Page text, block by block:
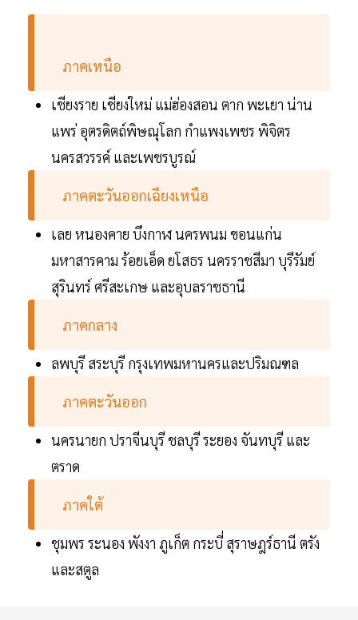
ภาคเหนือ
เชียงราย เชียงใหม่ แม่ฮ่องสอน ตาก พะเยา น่าน
แพร่ อุตรดิตถ์พิษณุโลก กำแพงเพชร พิจิตร
นครสวรรค์ และเพชรบูรณ์
ภาคตะวันออกเฉียงเหนือ
เลย หนองคาย บึงกาฬ นครพนม ขอนแก่น
มหาสารคาม ร้อยเอ็ด ยโสธร นครราชสีมา บุรีรัมย์
สุรินทร์ ศรีสะเกษ และอุบลราชธานี
ภาคกลาง
ลพบุรี สระบุรี กรุงเทพมหานครและปริมณฑล
ภาคตะวันออก
นครนายก ปราจีนบุรี ชลบุรี ระยอง จันทบุรี และ
ตราด
ภาคใต้
ชุมพร ระนอง พังงา ภูเก็ต กระบี่ สุราษฎร์ธานี ตรัง
และสตูล